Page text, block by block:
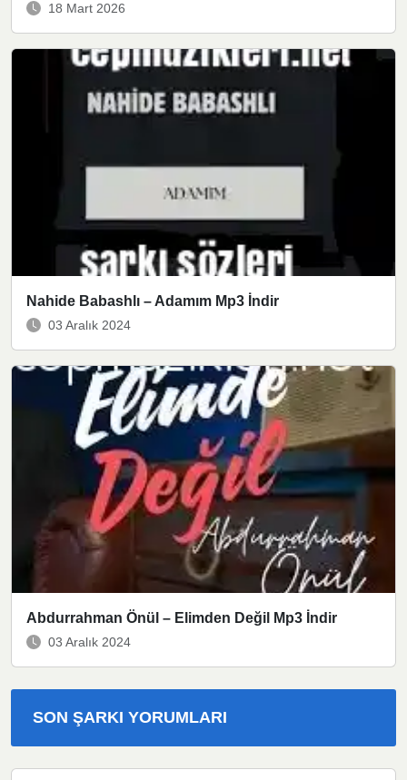
18 Mart 2026
Nahide Babashlı – Adamım Mp3 İndir
03 Aralık 2024
Abdurrahman Önül – Elimden Değil Mp3 İndir
03 Aralık 2024
SON ŞARKI YORUMLARI